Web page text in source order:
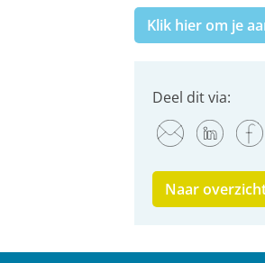
Klik hier om je
Deel dit via:
Naar